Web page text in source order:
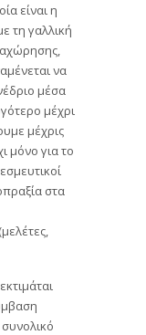
είναι η
τη γαλλική
να
μέσα
μέχρι
μέχρις
μόνο για το
στα